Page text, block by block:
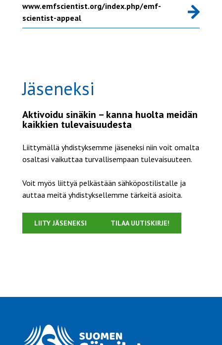
www.emfscientist.org/index.php/emf-
scientist-appeal
Jäseneksi
Aktivoidu sinäkin – kanna huolta meidän
kaikkien tulevaisuudesta
Liittymällä yhdistyksemme jäseneksi niin voit omalta
osaltasi vaikuttaa turvallisempaan tulevaisuuteen.
Voit myös liittyä pelkästään sähköpostilistalle ja
auttaa meitä yhdistyksellemme tärkeitä asioita.
LIITY JÄSENEKSI TILAA UUTISKIRJE!